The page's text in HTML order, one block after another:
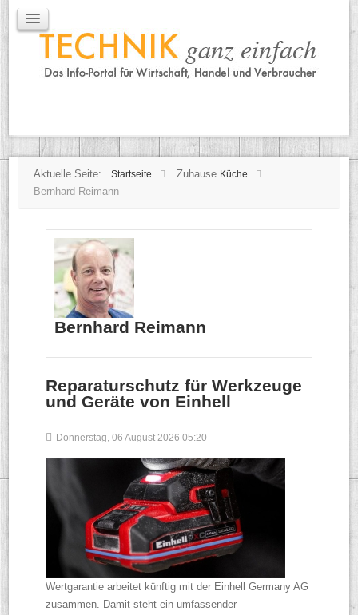
Mobile
IT
TK
Aktuelle Seite: Startseite Zuhause Küche
Bernhard Reimann
Bernhard Reimann
Reparaturschutz für Werkzeuge
und Geräte von Einhell
Donnerstag, 06 August 2026 05:20
Wertgarantie arbeitet künftig mit der Einhell Germany AG
zusammen. Damit steht ein umfassender